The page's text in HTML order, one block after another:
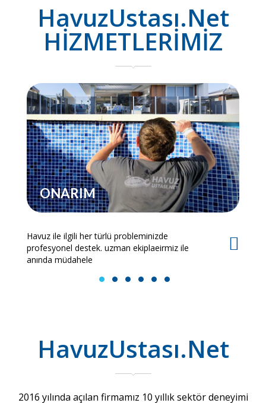
HavuzUstası.Net
HİZMETLERİMİZ
ONARIM
Havuz ile ilgili her türlü probleminizde
profesyonel destek. uzman ekiplaeirmiz ile
anında müdahele
1 2 3 4 5 6
HavuzUstası.Net
2016 yılında açılan firmamız 10 yıllık sektör deneyimi